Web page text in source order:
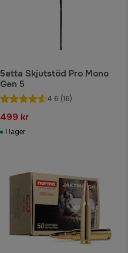
5etta Skjutstöd Pro Mono
Gen 5
4.6 (16)
499 kr
I lager